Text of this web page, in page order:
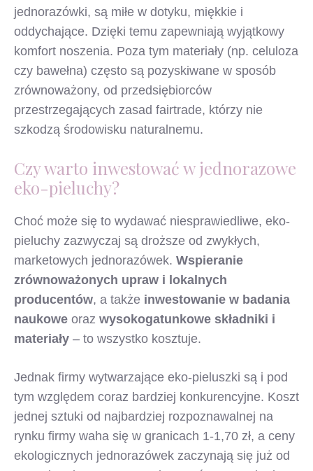
jednorazówki, są miłe w dotyku, miękkie i
oddychające. Dzięki temu zapewniają wyjątkowy
komfort noszenia. Poza tym materiały (np. celuloza
czy bawełna) często są pozyskiwane w sposób
zrównoważony, od przedsiębiorców
przestrzegających zasad fairtrade, którzy nie
szkodzą środowisku naturalnemu.
Czy warto inwestować w jednorazowe
eko-pieluchy?
Choć może się to wydawać niesprawiedliwe, eko-
pieluchy zazwyczaj są droższe od zwykłych,
marketowych jednorazówek. Wspieranie
zrównoważonych upraw i lokalnych
producentów, a także inwestowanie w badania
naukowe oraz wysokogatunkowe składniki i
materiały – to wszystko kosztuje.
Jednak firmy wytwarzające eko-pieluszki są i pod
tym względem coraz bardziej konkurencyjne. Koszt
jednej sztuki od najbardziej rozpoznawalnej na
rynku firmy waha się w granicach 1-1,70 zł, a ceny
ekologicznych jednorazówek zaczynają się już od